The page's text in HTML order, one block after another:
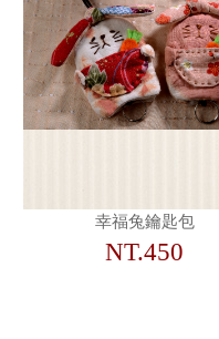
幸福兔鑰匙包
NT.450